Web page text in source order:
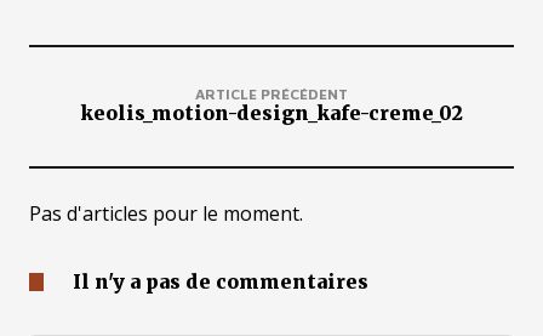
ARTICLE PRÉCÉDENT
keolis_motion-design_kafe-creme_02
Pas d'articles pour le moment.
Il n'y a pas de commentaires